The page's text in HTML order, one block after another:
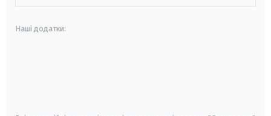
Наші додатки: